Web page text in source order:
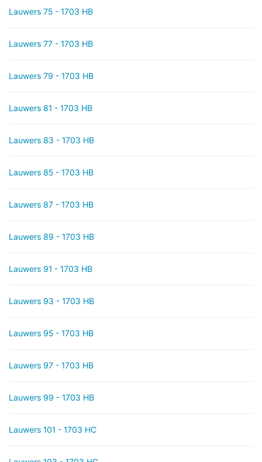
Lauwers 75 - 1703 HB
Lauwers 77 - 1703 HB
Lauwers 79 - 1703 HB
Lauwers 81 - 1703 HB
Lauwers 83 - 1703 HB
Lauwers 85 - 1703 HB
Lauwers 87 - 1703 HB
Lauwers 89 - 1703 HB
Lauwers 91 - 1703 HB
Lauwers 93 - 1703 HB
Lauwers 95 - 1703 HB
Lauwers 97 - 1703 HB
Lauwers 99 - 1703 HB
Lauwers 101 - 1703 HC